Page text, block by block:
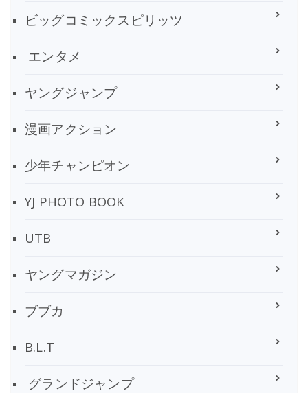
ビッグコミックスピリッツ
エンタメ
ヤングジャンプ
漫画アクション
少年チャンピオン
YJ PHOTO BOOK
UTB
ヤングマガジン
ブブカ
B.L.T
グランドジャンプ